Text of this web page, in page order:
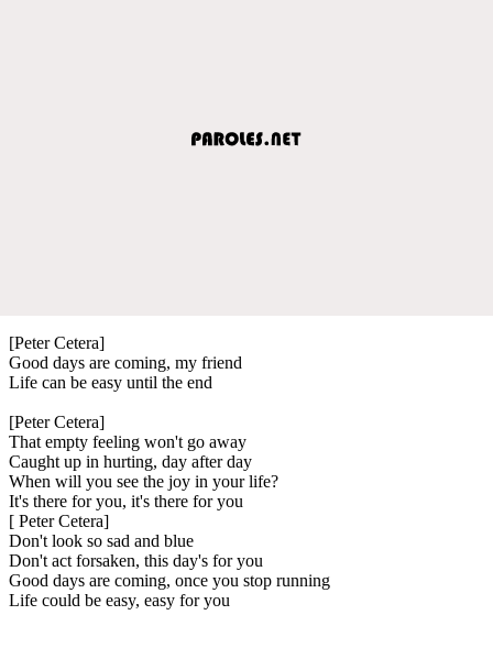
[Peter Cetera]
Good days are coming, my friend
Life can be easy until the end
[Peter Cetera]
That empty feeling won't go away
Caught up in hurting, day after day
When will you see the joy in your life?
It's there for you, it's there for you
[ Peter Cetera]
Don't look so sad and blue
Don't act forsaken, this day's for you
Good days are coming, once you stop running
Life could be easy, easy for you